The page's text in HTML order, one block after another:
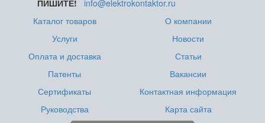
ПИШИТЕ!
info@elektrokontaktor.ru
Каталог товаров
Услуги
Оплата и доставка
Патенты
Сертификаты
Руководства
О компании
Новости
Статьи
Вакансии
Контактная информация
Карта сайта